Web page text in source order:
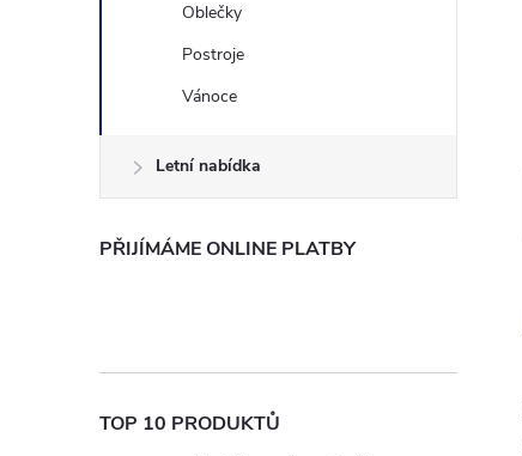
l
Oblečky
Postroje
Vánoce
Letní nabídka
PŘIJÍMÁME ONLINE PLATBY
TOP 10 PRODUKTŮ